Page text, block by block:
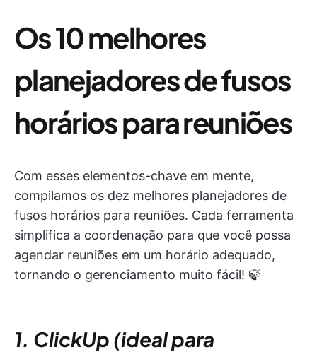
Os 10 melhores
planejadores de fusos
horários para reuniões
Com esses elementos-chave em mente,
compilamos os dez melhores planejadores de
fusos horários para reuniões. Cada ferramenta
simplifica a coordenação para que você possa
agendar reuniões em um horário adequado,
tornando o gerenciamento muito fácil! 🍃
1. ClickUp (ideal para